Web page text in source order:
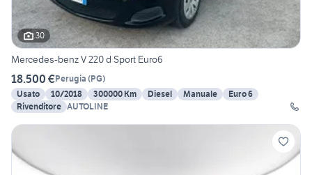
30
Mercedes-benz V 220 d Sport Euro6
18.500 €Perugia (PG)
Usato
10/2018 300000 Km Diesel Manuale
Euro 6
Rivenditore AUTOLINE